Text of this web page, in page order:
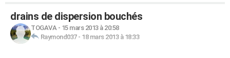
drains de dispersion bouchés
TOGAVA- 15 mars 2013 à 20:58
Raymond037- 18 mars 2013 à 18:33